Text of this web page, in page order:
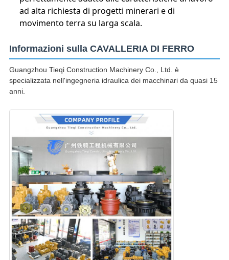
ad alta richiesta di progetti minerari e di
movimento terra su larga scala.
Informazioni sulla CAVALLERIA DI FERRO
Guangzhou Tieqi Construction Machinery Co., Ltd. è
specializzata nell'ingegneria idraulica dei macchinari da quasi 15
anni.